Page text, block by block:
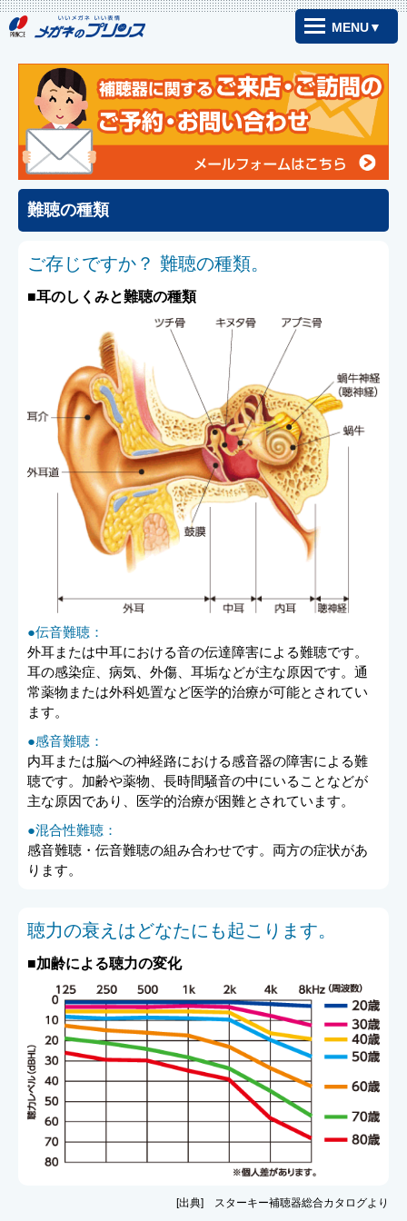
MENU▼
難聴の種類
ご存じですか？ 難聴の種類。
■耳のしくみと難聴の種類
●伝音難聴：
外耳または中耳における音の伝達障害による難聴です。
耳の感染症、病気、外傷、耳垢などが主な原因です。通
常薬物または外科処置など医学的治療が可能とされてい
ます。
●感音難聴：
内耳または脳への神経路における感音器の障害による難
聴です。加齢や薬物、長時間騒音の中にいることなどが
主な原因であり、医学的治療が困難とされています。
●混合性難聴：
感音難聴・伝音難聴の組み合わせです。両方の症状があ
ります。
聴力の衰えはどなたにも起こります。
■加齢による聴力の変化
[出典] スターキー補聴器総合カタログより